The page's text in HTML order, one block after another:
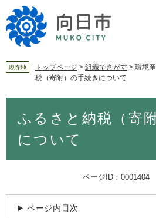
ー
ジ
ニ
ュ
For Foreigners
音声読み上げ
読み上げ 読み上げ設定
やさしい日本語
ふりがな
現在地 トップページ > 組織でさがす > 環境
税（寄附）の手続きについて
ふるさと納税（寄
について
ページID：0001404
ページ内目次